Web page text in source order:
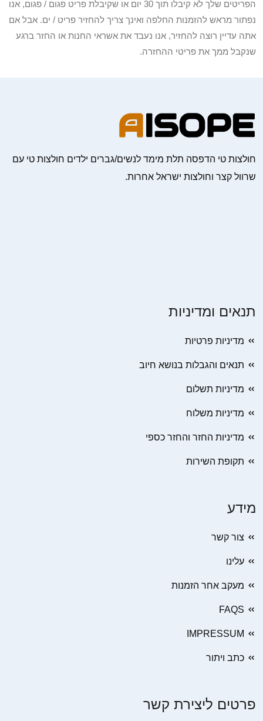
הפריטים שלך לא קיבלו תוך 30 יום או שקיבלת פריט פגום / פגום, אנו
נפתור מראש להזמנות החלפה ואינך צריך להחזיר פריט / ים. אבל אם
אתה עדיין רוצה להחזיר, אנו נעבד את אשראי החנות או החזר ברגע
שנקבל ממך את פריטי ההחזרה.
חולצות טי הדפסה תלת מימד לנשים/גברים ילדים חולצות טי עם
שרוול קצר וחולצות ישראל אחרות.
תנאים ומדיניות
מדיניות פרטיות
תנאים והגבלות בנושא חיוב
מדיניות תשלום
מדיניות משלוח
מדיניות החזר והחזר כספי
תקופת השירות
מידע
צור קשר
עלינו
מעקב אחר הזמנות
FAQS
IMPRESSUM
כתב ויתור
פרטים ליצירת קשר